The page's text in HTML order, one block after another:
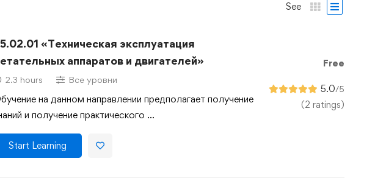
See
«Техническая эксплуатация
аппаратов и двигателей»
2.3 hours Все уровни
на данном направлении предполагает получение
и получение практического …
Free
5.0/5
(2 ratings)
Start Learning